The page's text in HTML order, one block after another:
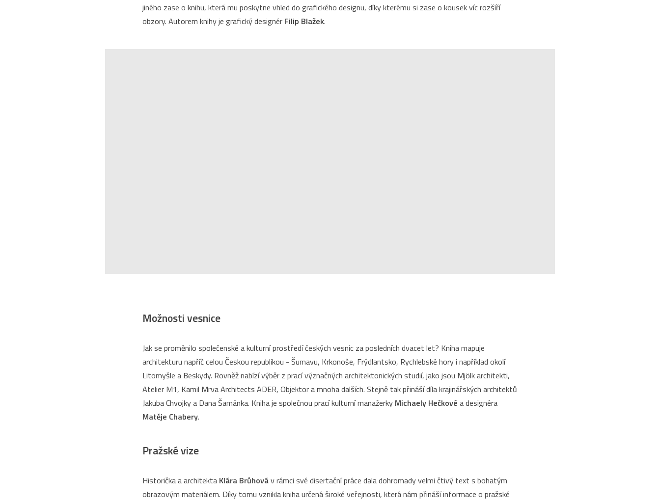
jiného zase o knihu, která mu poskytne vhled do grafického designu, díky kterému si zase o kousek víc rozšíří
obzory. Autorem knihy je grafický designér Filip Blažek.
Možnosti vesnice
Jak se proměnilo společenské a kulturní prostředí českých vesnic za posledních dvacet let? Kniha mapuje
architekturu napříč celou Českou republikou - Šumavu, Krkonoše, Frýdlantsko, Rychlebské hory i například okolí
Litomyšle a Beskydy. Rovněž nabízí výběr z prací význačných architektonických studií, jako jsou Mjölk architekti,
Atelier M1, Kamil Mrva Architects ADER, Objektor a mnoha dalších. Stejně tak přináší díla krajinářských architektů
Jakuba Chvojky a Dana Šamánka. Kniha je společnou prací kulturní manažerky Michaely Hečkové a designéra
Matěje Chabery.
Pražské vize
Historička a architekta Klára Brůhováv rámci své disertační práce dala dohromady velmi čtivý text s bohatým
obrazovým materiálem. Díky tomu vznikla kniha určená široké veřejnosti, která nám přináší informace o pražské